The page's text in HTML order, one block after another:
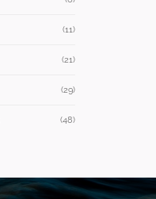
(11)
(21)
(29)
(48)